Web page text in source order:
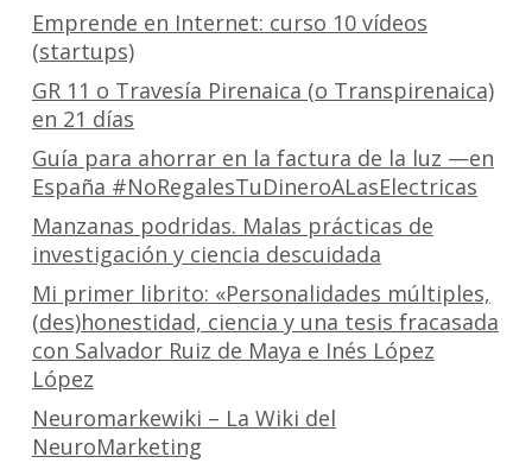
Emprende en Internet: curso 10 vídeos
(startups)
GR 11 o Travesía Pirenaica (o Transpirenaica)
en 21 días
Guía para ahorrar en la factura de la luz —en
España #NoRegalesTuDineroALasElectricas
Manzanas podridas. Malas prácticas de
investigación y ciencia descuidada
Mi primer librito: «Personalidades múltiples,
(des)honestidad, ciencia y una tesis fracasada
con Salvador Ruiz de Maya e Inés López
López
Neuromarkewiki – La Wiki del
NeuroMarketing